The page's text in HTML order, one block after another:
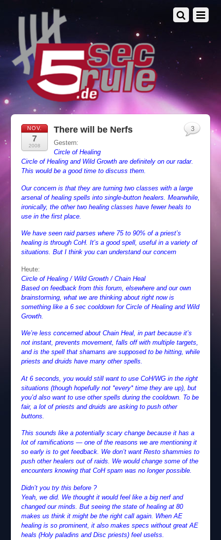
NOV.
7
2008
There will be Nerfs
Gestern:
Circle of Healing
Circle of Healing and Wild Growth are definitely on our radar.
This would be a good time to discuss them.
Our concern is that they are turning two classes with a large
arsenal of healing spells into single-button healers. Meanwhile,
ironically, the other two healing classes have fewer heals to
use in the first place.
We have seen raid parses where 75 to 90% of a priest’s
healing is through CoH. It’s a good spell, useful in a variety of
situations. But I think you can understand our concern
Heute:
Circle of Healing / Wild Growth / Chain Heal
Based on feedback from this forum, elsewhere and our own
brainstorming, what we are thinking about right now is
something like a 6 sec cooldown for Circle of Healing and Wild
Growth.
We’re less concerned about Chain Heal, in part because it’s
not instant, prevents movement, falls off with multiple targets,
and is the spell that shamans are supposed to be hitting, while
priests and druids have many other spells.
At 6 seconds, you would still want to use CoH/WG in the right
situations (though hopefully not *every* time they are up), but
you’d also want to use other spells during the cooldown. To be
fair, a lot of priests and druids are asking to push other
buttons.
This sounds like a potentially scary change because it has a
lot of ramifications — one of the reasons we are mentioning it
so early is to get feedback. We don’t want Resto shammies to
push other healers out of raids. We would change some of the
encounters knowing that CoH spam was no longer possible.
Didn’t you try this before ?
Yeah, we did. We thought it would feel like a big nerf and
changed our minds. But seeing the state of healing at 80
makes us think it might be the right call again. When AE
healing is so prominent, it also makes specs without great AE
heals (Holy paladins and Disc priests) feel uselss.
3